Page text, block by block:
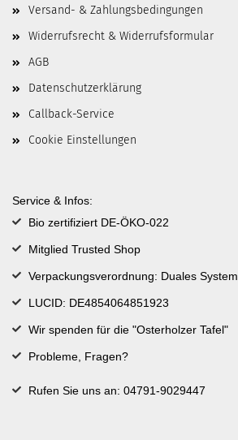
Versand- & Zahlungsbedingungen
Widerrufsrecht & Widerrufsformular
AGB
Datenschutzerklärung
Callback-Service
Cookie Einstellungen
Service & Infos:
Bio zertifiziert DE-ÖKO-022
Mitglied Trusted Shop
Verpackungsverordnung: Duales System
LUCID: DE4854064851923
Wir spenden für die "Osterholzer Tafel"
Probleme, Fragen?
Rufen Sie uns an: 04791-9029447